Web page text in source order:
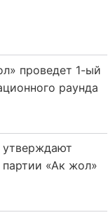
проведет 1-ый
раунда
партии «Ак жол»